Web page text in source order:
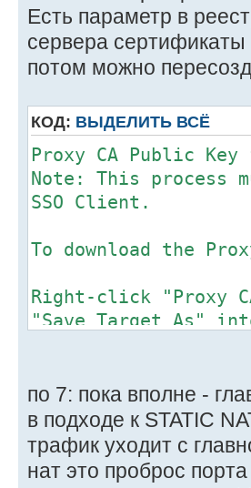
Есть параметр в
сервера сертификаты
потом можно
КОД: ВЫДЕЛИТЬ ВСЁ
Proxy CA Public
Note: This process
SSO Client.
To download the
Right-click "Proxy
"Save Target As"
Windows Vista (and
The SSO client will
use it for
по 7: пока вполне -
в подходе к STATIC
трафик уходит с
нат это проброс